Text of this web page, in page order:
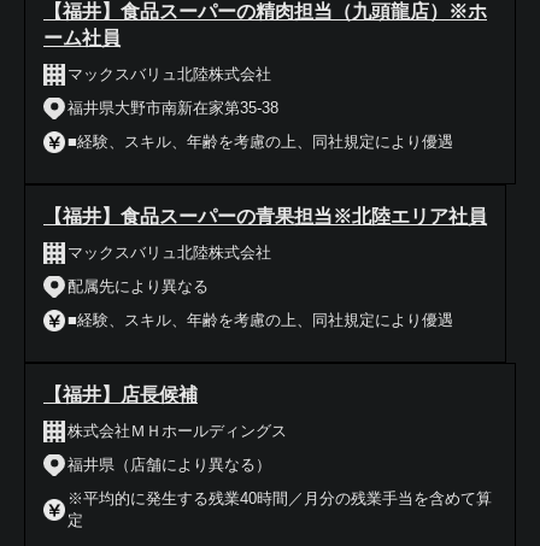
【福井】食品スーパーの精肉担当（九頭龍店）※ホ
ーム社員
マックスバリュ北陸株式会社
福井県大野市南新在家第35-38
■経験、スキル、年齢を考慮の上、同社規定により優遇
【福井】食品スーパーの青果担当※北陸エリア社員
マックスバリュ北陸株式会社
配属先により異なる
■経験、スキル、年齢を考慮の上、同社規定により優遇
【福井】店長候補
株式会社ＭＨホールディングス
福井県（店舗により異なる）
※平均的に発生する残業40時間／月分の残業手当を含めて算
定